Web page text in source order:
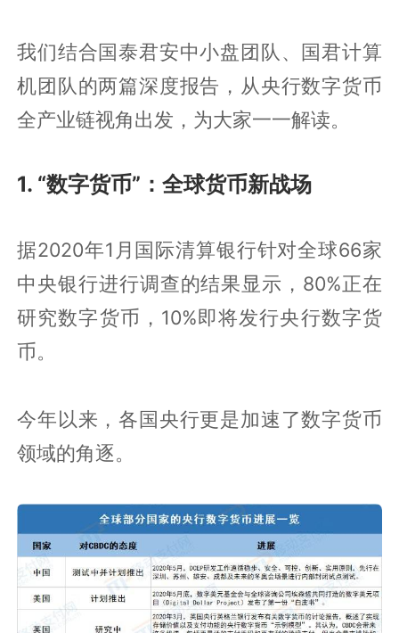
我们结合国泰君安中小盘团队、国君计算
机团队的两篇深度报告，从央行数字货币
全产业链视角出发，为大家一一解读。
1. “数字货币”：全球货币新战场
据2020年1月国际清算银行针对全球66家
中央银行进行调查的结果显示，80%正在
研究数字货币，10%即将发行央行数字货
币。
今年以来，各国央行更是加速了数字货币
领域的角逐。